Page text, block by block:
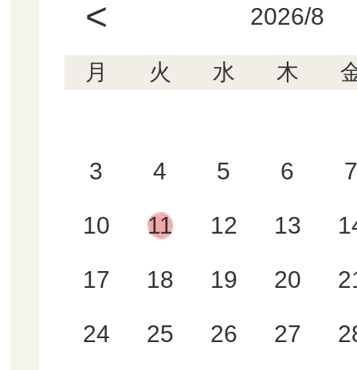
< 2026/8
月 火 水 木
3 4 5 6 7
10 11 12 13
17 18 19 20
24 25 26 27